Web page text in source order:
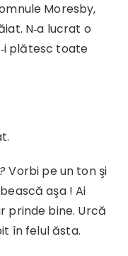
Moresby,
N‑a lucrat o
plătesc toate
Vorbi pe un ton şi
aşa ! Ai
prinde bine. Urcă
în felul ăsta.